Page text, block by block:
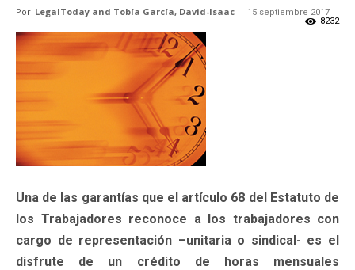
Por LegalToday and Tobía García, David-Isaac -
15 septiembre 2017
8232
Una de las garantías que el artículo 68 del Estatuto de
los Trabajadores reconoce a los trabajadores con
cargo de representación –unitaria o sindical- es el
disfrute de un crédito de horas mensuales